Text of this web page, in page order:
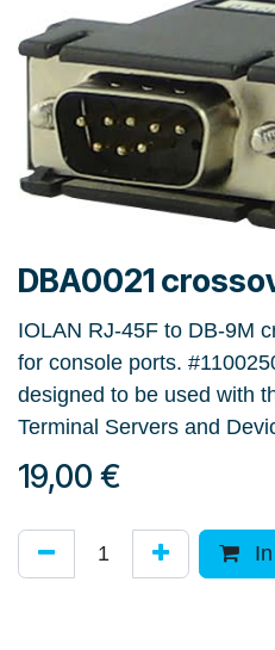
DBA0021
IOLAN RJ-45F to DB-9M
for console ports.
designed to be used with
Terminal Servers and
19,00 €